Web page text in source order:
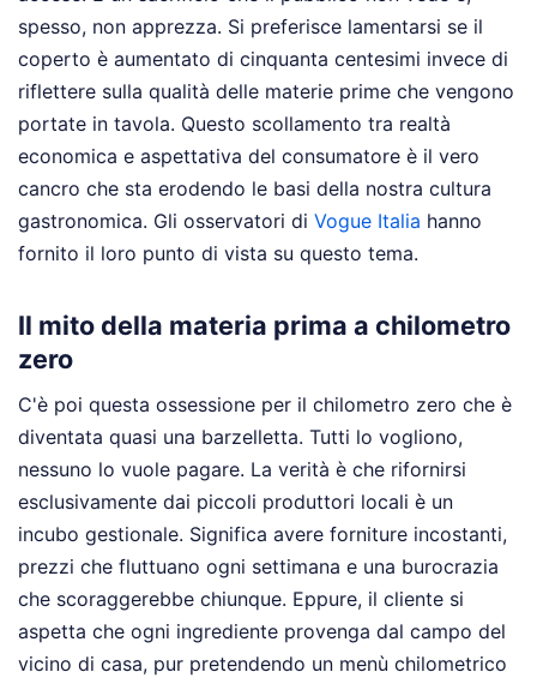
spesso, non apprezza. Si preferisce lamentarsi se il
coperto è aumentato di cinquanta centesimi invece di
riflettere sulla qualità delle materie prime che vengono
portate in tavola. Questo scollamento tra realtà
economica e aspettativa del consumatore è il vero
cancro che sta erodendo le basi della nostra cultura
gastronomica. Gli osservatori di Vogue Italia hanno
fornito il loro punto di vista su questo tema.
Il mito della materia prima a chilometro
zero
C'è poi questa ossessione per il chilometro zero che è
diventata quasi una barzelletta. Tutti lo vogliono,
nessuno lo vuole pagare. La verità è che rifornirsi
esclusivamente dai piccoli produttori locali è un
incubo gestionale. Significa avere forniture incostanti,
prezzi che fluttuano ogni settimana e una burocrazia
che scoraggerebbe chiunque. Eppure, il cliente si
aspetta che ogni ingrediente provenga dal campo del
vicino di casa, pur pretendendo un menù chilometrico